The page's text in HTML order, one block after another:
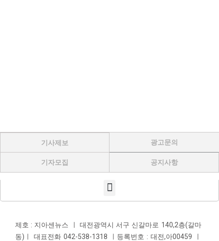
기사제보 광고문의
기자모집 공지사항
제호 : 지아센뉴스 ㅣ 대전광역시 서구 신갈마로 140,2층(갈마
동)ㅣ 대표전화 042-538-1318 ㅣ등록번호 : 대전,아00459 ㅣ